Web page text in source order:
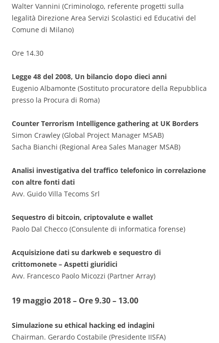
Walter Vannini (Criminologo, referente progetti sulla
legalità Direzione Area Servizi Scolastici ed Educativi del
Comune di Milano)
Ore 14.30
Legge 48 del 2008, Un bilancio dopo dieci anni
Eugenio Albamonte (Sostituto procuratore della Repubblica
presso la Procura di Roma)
Counter Terrorism Intelligence gathering at UK Borders
Simon Crawley (Global Project Manager MSAB)
Sacha Bianchi (Regional Area Sales Manager MSAB)
Analisi investigativa del traffico telefonico in correlazione
con altre fonti dati
Avv. Guido Villa Tecoms Srl
Sequestro di bitcoin, criptovalute e wallet
Paolo Dal Checco (Consulente di informatica forense)
Acquisizione dati su darkweb e sequestro di
crittomonete – Aspetti giuridici
Avv. Francesco Paolo Micozzi (Partner Array)
19 maggio 2018 – Ore 9.30 – 13.00
Simulazione su ethical hacking ed indagini
Chairman. Gerardo Costabile (Presidente IISFA)